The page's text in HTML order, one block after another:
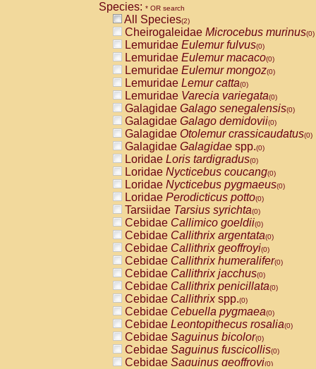
Species: * OR search
All Species(2)
Cheirogaleidae Microcebus murinus(0)
Lemuridae Eulemur fulvus(0)
Lemuridae Eulemur macaco(0)
Lemuridae Eulemur mongoz(0)
Lemuridae Lemur catta(0)
Lemuridae Varecia variegata(0)
Galagidae Galago senegalensis(0)
Galagidae Galago demidovii(0)
Galagidae Otolemur crassicaudatus(0)
Galagidae Galagidae spp.(0)
Loridae Loris tardigradus(0)
Loridae Nycticebus coucang(0)
Loridae Nycticebus pygmaeus(0)
Loridae Perodicticus potto(0)
Tarsiidae Tarsius syrichta(0)
Cebidae Callimico goeldii(0)
Cebidae Callithrix argentata(0)
Cebidae Callithrix geoffroyi(0)
Cebidae Callithrix humeralifer(0)
Cebidae Callithrix jacchus(0)
Cebidae Callithrix penicillata(0)
Cebidae Callithrixspp.(0)
Cebidae Cebuella pygmaea(0)
Cebidae Leontopithecus rosalia(0)
Cebidae Saguinus bicolor(0)
Cebidae Saguinus fuscicollis(0)
Cebidae Saguinus geoffroyi(0)